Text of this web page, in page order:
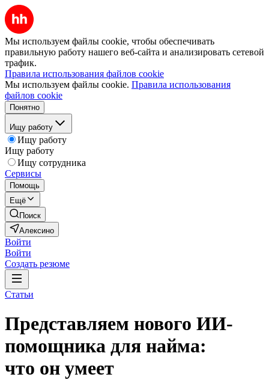
Мы используем файлы cookie, чтобы обеспечивать
правильную работу нашего веб-сайта и анализировать сетевой
трафик.
Правила использования файлов cookie
Мы используем файлы cookie. Правила использования
файлов cookie
Понятно
Ищу работу
Ищу работу
Ищу работу
Ищу сотрудника
Сервисы
Помощь
Ещё
Поиск
Алексино
Войти
Войти
Создать резюме
Статьи
Представляем нового ИИ-
помощника для найма:
что он умеет